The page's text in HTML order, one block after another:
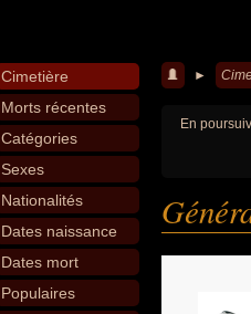
Cimetière
Morts récentes
Catégories
Sexes
Nationalités
Dates naissance
Dates mort
Populaires
►
En